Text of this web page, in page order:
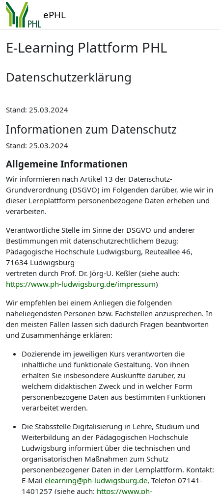
Zum Hauptinhalt
ePHL
E-Learning Plattform PHL
Datenschutzerklärung
Stand: 25.03.2024
Informationen zum Datenschutz
Stand: 25.03.2024
Allgemeine Informationen
Wir informieren nach Artikel 13 der Datenschutz-
Grundverordnung (DSGVO) im Folgenden darüber, wie wir in
dieser Lernplattform personenbezogene Daten erheben und
verarbeiten.
Verantwortliche Stelle im Sinne der DSGVO und anderer
Bestimmungen mit datenschutzrechtlichem Bezug:
Pädagogische Hochschule Ludwigsburg, Reuteallee 46,
71634 Ludwigsburg
vertreten durch Prof. Dr. Jörg-U. Keßler (siehe auch:
https://www.ph-ludwigsburg.de/impressum)
Wir empfehlen bei einem Anliegen die folgenden
naheliegendsten Personen bzw. Fachstellen anzusprechen. In
den meisten Fällen lassen sich dadurch Fragen beantworten
und Zusammenhänge erklären:
Dozierende im jeweiligen Kurs verantworten die
inhaltliche und funktionale Gestaltung. Von ihnen
erhalten Sie insbesondere Auskünfte darüber, zu
welchem didaktischen Zweck und in welcher Form
personenbezogene Daten aus bestimmten Funktionen
verarbeitet werden.
Die Stabsstelle Digitalisierung in Lehre, Studium und
Weiterbildung an der Pädagogischen Hochschule
Ludwigsburg informiert über die technischen und
organisatorischen Maßnahmen zum Schutz
personenbezogener Daten in der Lernplattform. Kontakt:
E-Mail elearning@ph-ludwigsburg.de, Telefon 07141-
1401257 (siehe auch: https://www.ph-